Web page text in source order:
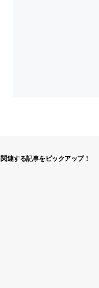
関連する記事をピックアップ！